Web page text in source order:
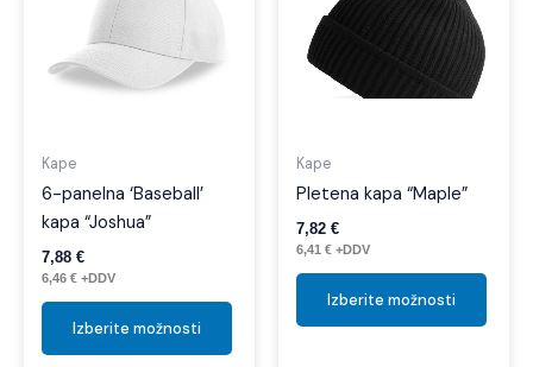
Kape
6-panelna ‘Baseball’
kapa “Joshua”
7,88 €
6,46 € +DDV
Izberite možnosti
izbereteKape
Pletena kapa “Maple”
7,82 €
6,41 € +DDV
Izberite možnosti